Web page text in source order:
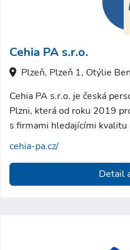
Cehia PA s.r.o.
Plzeň, Plzeň 1, Otýlie
Cehia PA s.r.o. je česká
Plzni, která od roku 2019
s firmami hledajícími kvalitu
cehia-pa.cz/
Detail